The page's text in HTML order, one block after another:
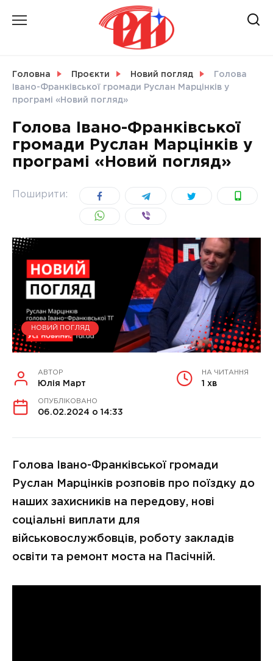
СВІТ
УКРАЇНА
Головна Проєкти Новий погляд
Голова
Івано-Франківської громади Руслан Марцінків у
програмі «Новий погляд»
Голова Івано-Франківської
громади Руслан Марцінків у
програмі «Новий погляд»
Поширити:
НОВИЙ ПОГЛЯД
АВТОР
Юлія Март
НА ЧИТАННЯ
1 хв
ОПУБЛІКОВАНО
06.02.2024 о 14:33
Голова Івано-Франківської громади
Руслан Марцінків розповів про поїздку до
наших захисників на передову, нові
соціальні виплати для
військовослужбовців, роботу закладів
освіти та ремонт моста на Пасічній.